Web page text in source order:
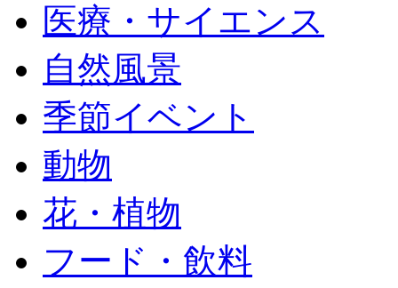
医療・サイエンス
自然風景
季節イベント
動物
花・植物
フード・飲料